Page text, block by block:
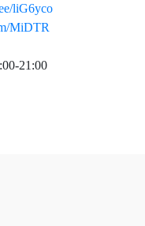
liG6yco
MiDTR
21:00